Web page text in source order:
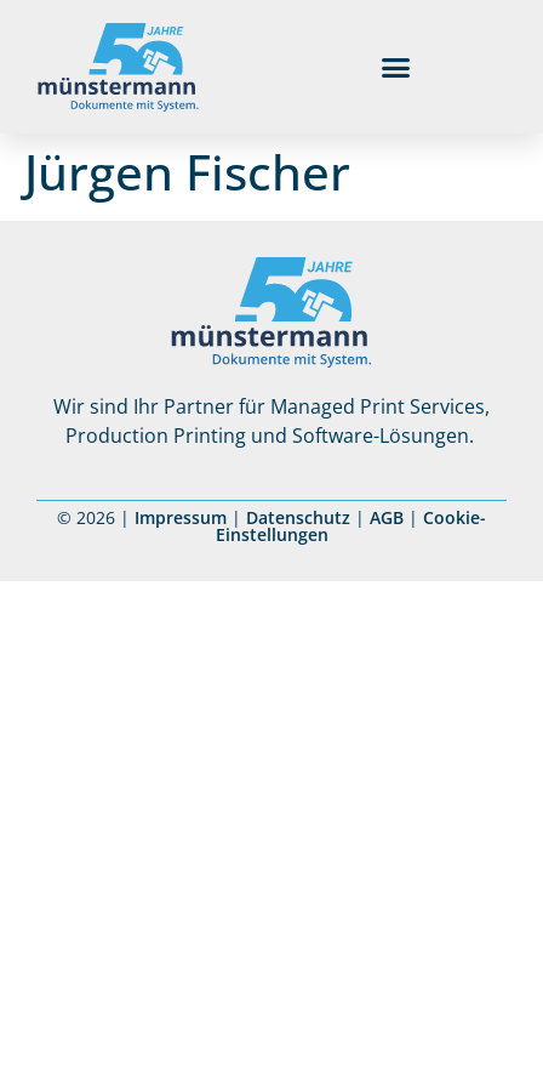
Jürgen Fischer
Wir sind Ihr Partner für Managed Print Services,
Production Printing und Software-Lösungen.
© 2026 | Impressum | Datenschutz | AGB | Cookie-
Einstellungen